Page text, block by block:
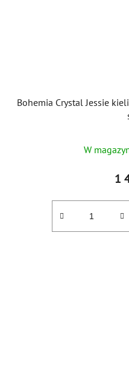
Bohemia Crystal Jessie
W
1